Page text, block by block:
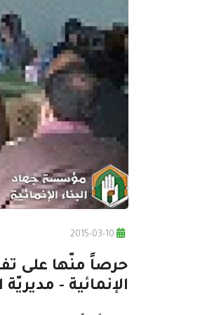
حرصاً منّها على
الإنمائية - مديريّة